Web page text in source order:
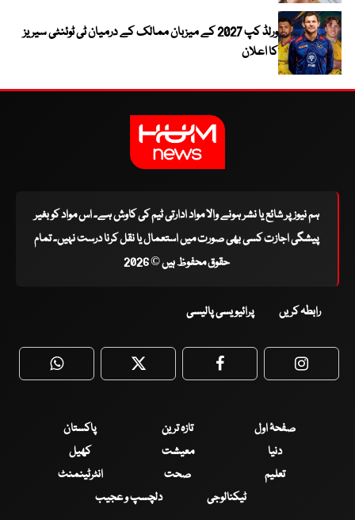
ورلڈ کپ 2027 کے میزبان ممالک کے درمیان ٹی ٹوئنٹی سیریز
کا اعلان
ہم نیوز پر شائع یا نشر ہونے والا مواد ادارتی ٹیم کی کاوش ہے۔ اس مواد کو بغیر
پیشگی اجازت کسی بھی صورت میں استعمال یا نقل کرنا درست نہیں۔ تمام
حقوق محفوظ ہیں © 2026
رابطہ کریں پرائیویسی پالیسی
WhatsApp Twitter Facebook
صفحۂ اول تازہ ترین
پاکستان
دنیا
معیشت
کھیل
تعلیم
صحت
انٹرٹینمنٹ
ٹیکنالوجی
دلچسپ و عجیب